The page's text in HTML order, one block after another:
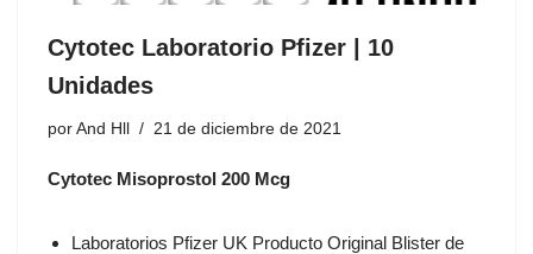
Cytotec Laboratorio Pfizer | 10
Unidades
por And Hll 21 de diciembre de 2021
Cytotec Misoprostol 200 Mcg
Laboratorios Pfizer UK Producto Original Blister de